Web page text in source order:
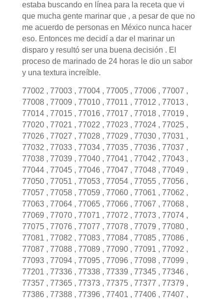
estaba buscando en línea para la receta que vi
que mucha gente marinar que , a pesar de que no
me acuerdo de personas en México nunca hacer
eso. Entonces me decidí a dar el marinar un
disparo y resultó ser una buena decisión . El
proceso de marinado de 24 horas le dio un sabor
y una textura increíble.
77002 , 77003 , 77004 , 77005 , 77006 , 77007 ,
77008 , 77009 , 77010 , 77011 , 77012 , 77013 ,
77014 , 77015 , 77016 , 77017 , 77018 , 77019 ,
77020 , 77021 , 77022 , 77023 , 77024 , 77025 ,
77026 , 77027 , 77028 , 77029 , 77030 , 77031 ,
77032 , 77033 , 77034 , 77035 , 77036 , 77037 ,
77038 , 77039 , 77040 , 77041 , 77042 , 77043 ,
77044 , 77045 , 77046 , 77047 , 77048 , 77049 ,
77050 , 77051 , 77053 , 77054 , 77055 , 77056 ,
77057 , 77058 , 77059 , 77060 , 77061 , 77062 ,
77063 , 77064 , 77065 , 77066 , 77067 , 77068 ,
77069 , 77070 , 77071 , 77072 , 77073 , 77074 ,
77075 , 77076 , 77077 , 77078 , 77079 , 77080 ,
77081 , 77082 , 77083 , 77084 , 77085 , 77086 ,
77087 , 77088 , 77089 , 77090 , 77091 , 77092 ,
77093 , 77094 , 77095 , 77096 , 77098 , 77099 ,
77201 , 77336 , 77338 , 77339 , 77345 , 77346 ,
77357 , 77365 , 77373 , 77375 , 77377 , 77379 ,
77386 , 77388 , 77396 , 77401 , 77406 , 77407 ,